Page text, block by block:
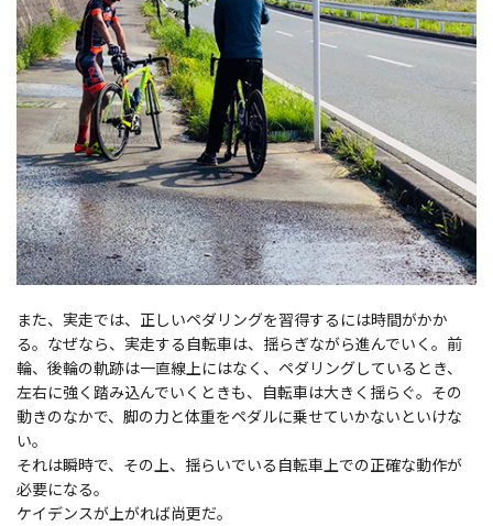
また、実走では、正しいペダリングを習得するには時間がかか
る。なぜなら、実走する自転車は、揺らぎながら進んでいく。前
輪、後輪の軌跡は一直線上にはなく、ペダリングしているとき、
左右に強く踏み込んでいくときも、自転車は大きく揺らぐ。その
動きのなかで、脚の力と体重をペダルに乗せていかないといけな
い。
それは瞬時で、その上、揺らいでいる自転車上での正確な動作が
必要になる。
ケイデンスが上がれば尚更だ。